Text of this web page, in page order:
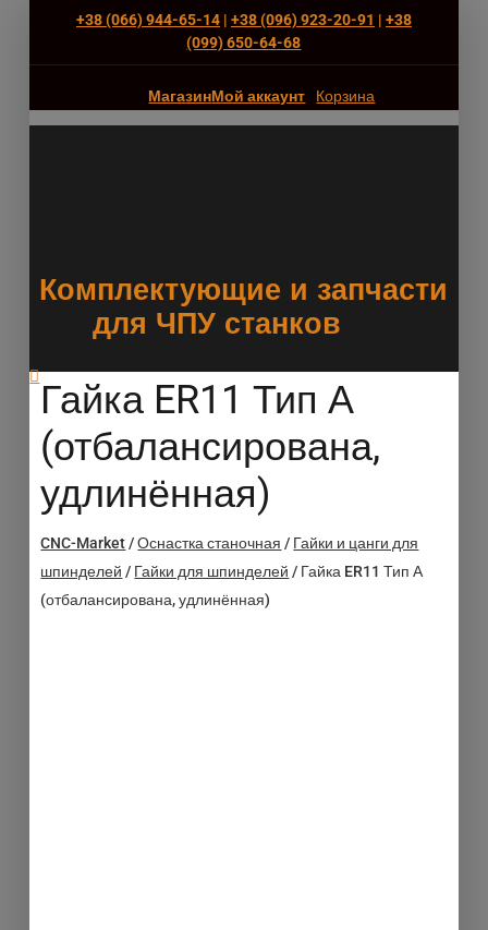
+38 (066) 944-65-14| +38 (096) 923-20-91 | +38
(‎099) 650-64-68
МагазинМой аккаунт Корзина
Комплектующие и запчасти
для ЧПУ станков
Гайка ER11 Тип А
(отбалансирована,
удлинённая)
CNC-Market/Оснастка станочная / Гайки и цанги для
шпинделей / Гайки для шпинделей / Гайка ER11 Тип А
(отбалансирована, удлинённая)